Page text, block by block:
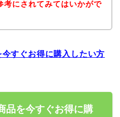
考にされてみてはいかがで
すぐお得に購入したい方
品を今すぐお得に購